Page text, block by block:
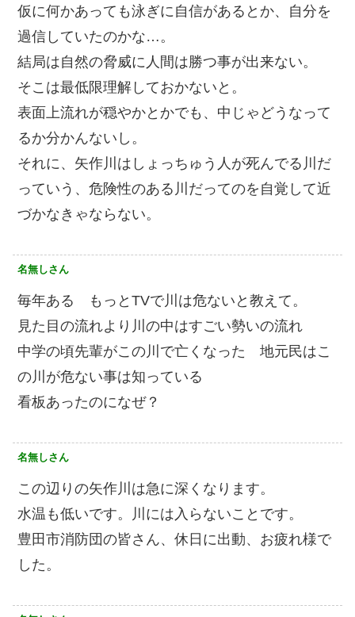
仮に何かあっても泳ぎに自信があるとか、自分を
過信していたのかな…。
結局は自然の脅威に人間は勝つ事が出来ない。
そこは最低限理解しておかないと。
表面上流れが穏やかとかでも、中じゃどうなって
るか分かんないし。
それに、矢作川はしょっちゅう人が死んでる川だ
っていう、危険性のある川だってのを自覚して近
づかなきゃならない。
名無しさん
毎年ある もっとTVで川は危ないと教えて。
見た目の流れより川の中はすごい勢いの流れ
中学の頃先輩がこの川で亡くなった 地元民はこ
の川が危ない事は知っている
看板あったのになぜ？
名無しさん
この辺りの矢作川は急に深くなります。
水温も低いです。川には入らないことです。
豊田市消防団の皆さん、休日に出動、お疲れ様で
した。